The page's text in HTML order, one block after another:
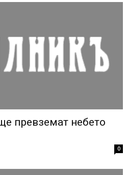
превземат небето
0